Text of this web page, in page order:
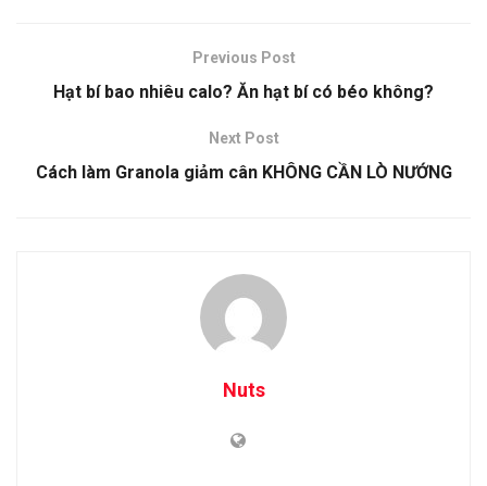
Previous Post
Hạt bí bao nhiêu calo? Ăn hạt bí có béo không?
Next Post
Cách làm Granola giảm cân KHÔNG CẦN LÒ NƯỚNG
Nuts